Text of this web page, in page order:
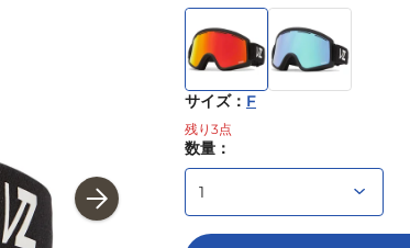
サイズ： F
残り 3点
数量：